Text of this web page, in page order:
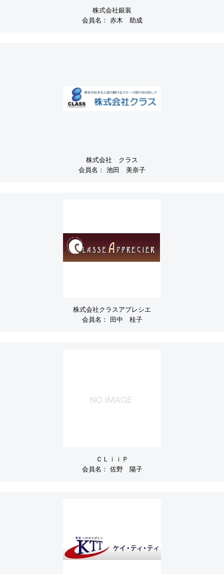
株式会社銀装
会員名： 赤木 助成
株式会社 クラス
会員名： 池田 美奈子
株式会社クラスアプレシエ
会員名：
田中 桂子
ＣＬｉｉＰ
会員名： 佐野 陽子